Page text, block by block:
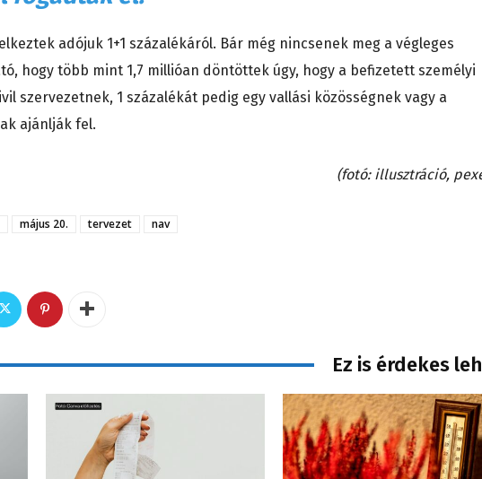
adójuk 1+1 százalékáról. Bár még nincsenek meg a végleges
hogy több mint 1,7 millióan döntöttek úgy, hogy a befizetett személyi
szervezetnek, 1 százalékát pedig egy vallási közösségnek vagy a
ajánlják fel.
(fotó: illusztráció,
május 20. tervezet nav
Ez is érdekes